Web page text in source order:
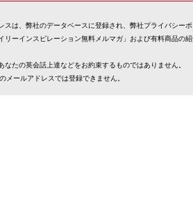
スは、弊社のデータベースに登録され、弊社プライバシー
リーインスピレーション無料メルマガ」および有料商品の
なたの英会話上達などをお約束するものではありません。
メールアドレスでは登録できません。